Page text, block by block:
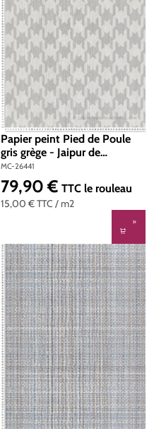
Papier peint Pied de Poule
gris grège - Jaipur de
Montecolino | Réf. MC-26441
MC-26441
15,00 €TTC / m2
Prix régulier :
79,90 € TTC le rouleau